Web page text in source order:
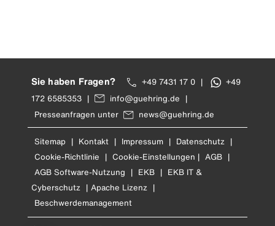
Sie haben Fragen? +49 7431 17 0 |
+49
172 6585353 | info@guehring.de |
Presseanfragen unter
news@guehring.de
Sitemap | Kontakt | Impressum | Datenschutz |
Cookie-Richtlinie | Cookie-Einstellungen | AGB |
AGB Software-Nutzung | EKB | EKB IT &
Cyberschutz | Apache Lizenz |
Beschwerdemanagement